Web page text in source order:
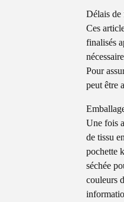
Délais de
Ces
finalisés
Pour
peut être
Une fois
de tissu
pochette
séchée
couleurs